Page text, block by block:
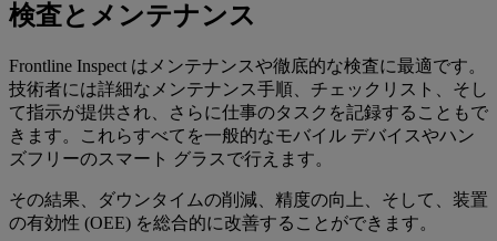
検査とメンテナンス
Frontline Inspect はメンテナンスや徹底的な検査に最適です。
技術者には詳細なメンテナンス手順、チェックリスト、そし
て指示が提供され、さらに仕事のタスクを記録することもで
きます。これらすべてを一般的なモバイル デバイスやハン
ズフリーのスマート グラスで行えます。
その結果、ダウンタイムの削減、精度の向上、そして、装置
の有効性 (OEE) を総合的に改善することができます。